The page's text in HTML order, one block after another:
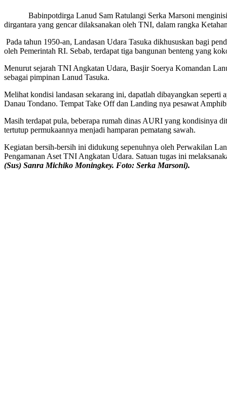
Babinpotdirga Lanud Sam Ratulangi Serka Marsoni menginisiasi
dirgantara yang gencar dilaksanakan oleh TNI, dalam rangka
Pada tahun 1950-an, Landasan Udara Tasuka dikhususkan bagi
oleh Pemerintah RI. Sebab, terdapat tiga bangunan benteng yang
Menurut sejarah TNI Angkatan Udara, Basjir Soerya Komandan
sebagai pimpinan Lanud Tasuka.
Melihat kondisi landasan sekarang ini, dapatlah dibayangkan
Danau Tondano. Tempat Take Off dan Landing nya pesawat
Masih terdapat pula, beberapa rumah dinas AURI yang kondisinya
tertutup permukaannya menjadi hamparan pematang sawah.
Kegiatan bersih-bersih ini didukung sepenuhnya oleh Perwakilan
Pengamanan Aset TNI Angkatan Udara. Satuan tugas ini
(Sus) Sanra Michiko Moningkey. Foto: Serka Marsoni).